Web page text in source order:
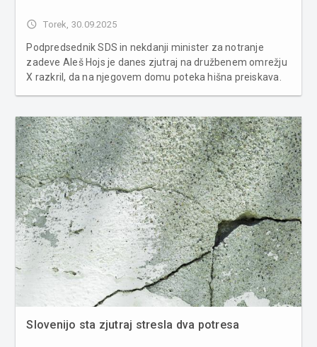
access_time Torek, 30.09.2025
Podpredsednik SDS in nekdanji minister za notranje
zadeve Aleš Hojs je danes zjutraj na družbenem omrežju
X razkril, da na njegovem domu poteka hišna preiskava.
bliz...
Slovenijo sta zjutraj stresla dva potresa